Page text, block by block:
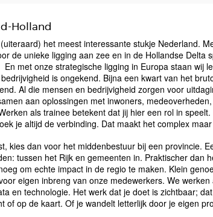
Holland
het meest interessante stukje Nederland.
de unieke ligging aan zee en in de Hollandse Delta
met onze strategische ligging in Europa staan wij
is ongekend. Bijna een kwart van het
Al die mensen en bedrijvigheid zorgen voor
aan oplossingen met inwoners,
als trainee betekent dat jij hier een rol in
je altijd de verbinding. Dat maakt het complex
kies dan voor het middenbestuur bij een provincie.
tussen het Rijk en gemeenten in. Praktischer dan
om echte impact in de regio te maken. Klein
eigen inbreng van onze medewerkers. We
en technologie. Het werk dat je doet is zichtbaar;
of op de kaart. Of je wandelt letterlijk door je eigen